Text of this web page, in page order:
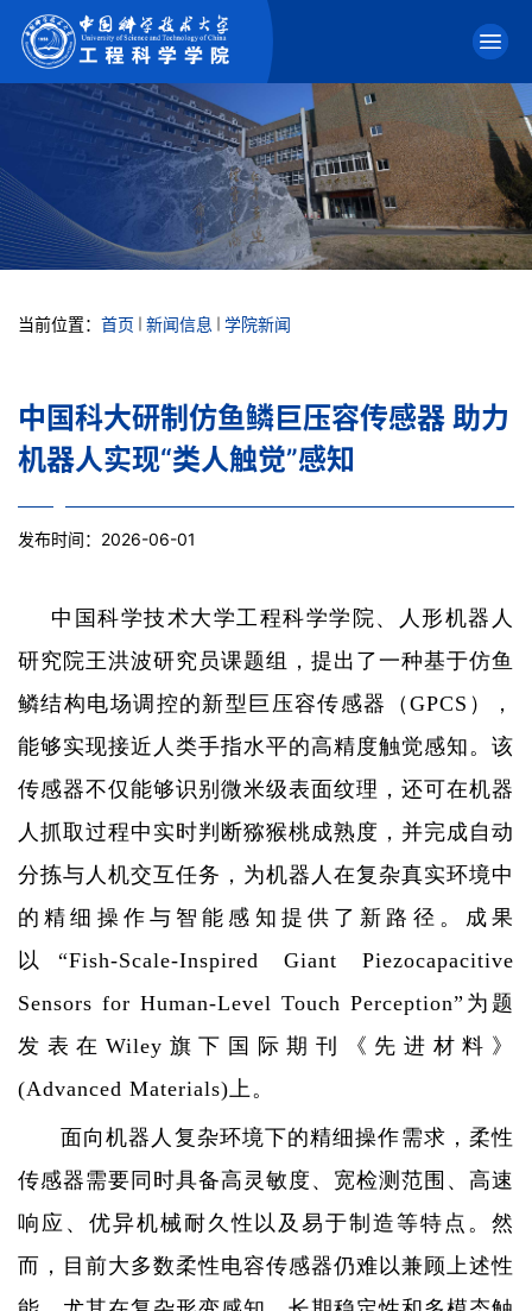
当前位置： 首页 新闻信息 学院新闻
中国科大研制仿鱼鳞巨压容传感器 助力
机器人实现“类人触觉”感知
发布时间：2026-06-01
中国科学技术大学工程科学学院、人形机器人
研究院王洪波研究员课题组，提出了一种基于仿鱼
鳞结构电场调控的新型巨压容传感器（GPCS ），
能够实现接近人类手指水平的高精度触觉感知。该
传感器不仅能够识别微米级表面纹理，还可在机器
人抓取过程中实时判断猕猴桃成熟度，并完成自动
分拣与人机交互任务，为机器人在复杂真实环境中
的精细操作与智能感知提供了新路径。成果
以“Fish‐Scale‐Inspired Giant Piezocapacitive
Sensors for Human‐Level Touch Perception”为题
发表在 Wiley 旗下国际期刊《先进材料》
(Advanced Materials) 上。
面向机器人复杂环境下的精细操作需求，柔性
传感器需要同时具备高灵敏度、宽检测范围、高速
响应、优异机械耐久性以及易于制造等特点。然
而，目前大多数柔性电容传感器仍难以兼顾上述性